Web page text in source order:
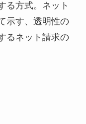
る方式。ネット
示す、透明性の
るネット請求の